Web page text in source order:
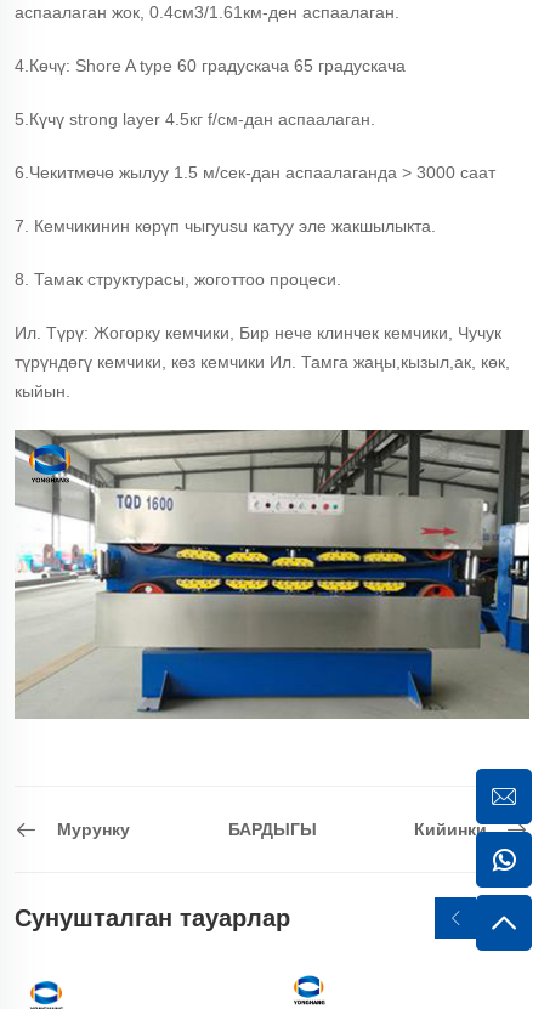
аспаалаган жок, 0.4см3/1.61км-ден аспаалаган.
4.Көчү: Shore A type 60 градускача 65 градускача
5.Күчү strong layer 4.5кг f/см-дан аспаалаган.
6.Чекитмөчө жылуу 1.5 м/сек-дан аспаалаганда > 3000 саат
7. Кемчикинин көрүп чыгуusu катуу эле жакшылыкта.
8. Тамак структурасы, жоготтоо процеси.
Ил. Түрү: Жогорку кемчики, Бир нече клинчек кемчики, Чучук
түрүндөгү кемчики, көз кемчики Ил. Тамга жаңы,кызыл,ак, көк,
кыйын.
Мурунку БАРДЫГЫ Кийинки
Сунушталган тауарлар